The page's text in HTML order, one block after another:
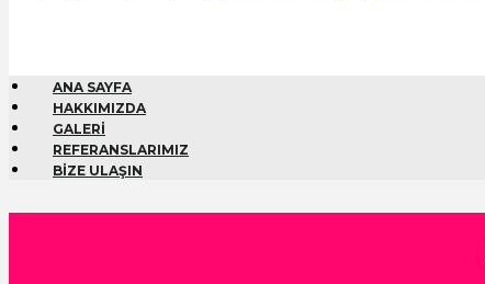
ANA SAYFA
HAKKIMIZDA
GALERİ
REFERANSLARIMIZ
BİZE ULAŞIN